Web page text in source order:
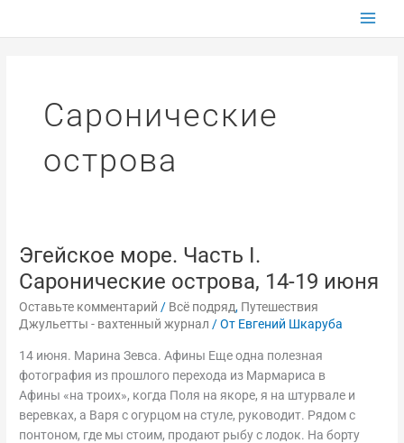
Саронические
острова
Эгейское море. Часть I.
Саронические острова, 14-19 июня
Оставьте комментарий / Всё подряд, Путешествия
Джульетты - вахтенный журнал / От Евгений Шкаруба
14 июня. Марина Зевса. Афины Еще одна полезная
фотография из прошлого перехода из Мармариса в
Афины «на троих», когда Поля на якоре, я на штурвале и
веревках, а Варя с огурцом на стуле, руководит. Рядом с
понтоном, где мы стоим, продают рыбу с лодок. На борту
Эгейское
море.
Часть
I.
Саронические
острова,
14-
19
июня